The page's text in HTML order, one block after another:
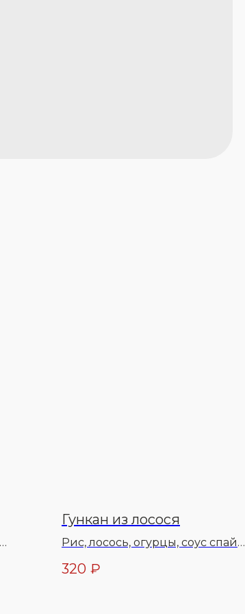
Гункан из лосося
Рис, лосось, огурцы, соус спайс,
соевый соус, васаби
320 ₽